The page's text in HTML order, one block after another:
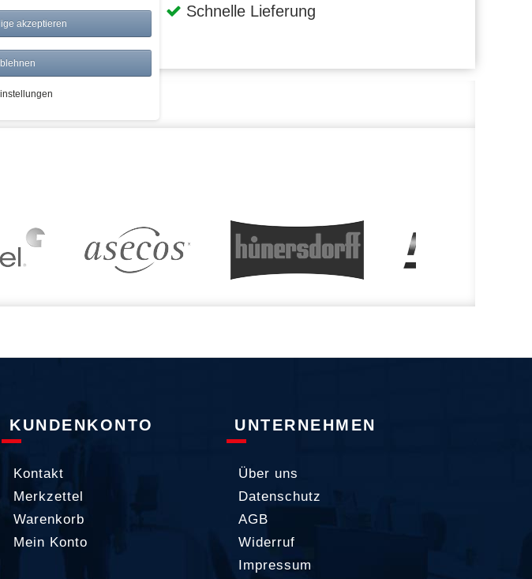
Schnelle Lieferung
KUNDENKONTO
Kontakt
Merkzettel
Warenkorb
Mein Konto
UNTERNEHMEN
Über uns
Datenschutz
AGB
Widerruf
Impressum
akzeptieren